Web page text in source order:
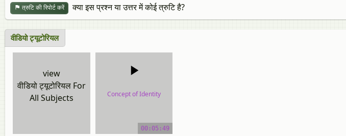
त्रुटि की रिपोर्ट करें क्या इस प्रश्न या उत्तर में कोई त्रुटि है?
वीडियो ट्यूटोरियल
view
वीडियो ट्यूटोरियल For
All Subjects
Concept of Identity
00:05:49